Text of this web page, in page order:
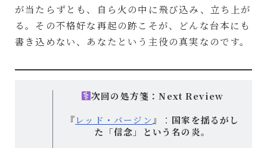
が当たらずとも、自ら火の中に飛び込み、立ち上が
る。その不格好な再起の跡こそが、どんな台本にも
書き込めない、あなたという主役の真実なのです。
次回の処方箋：Next Review
『レッド・バージン 』： 国家を揺るがし
た「信念」という名の炎。